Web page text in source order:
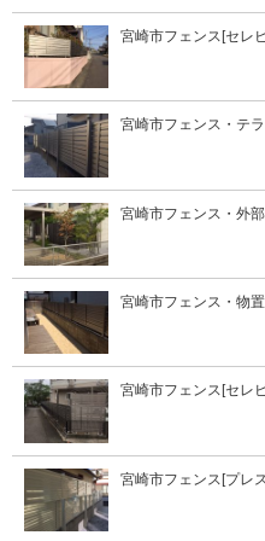
宮崎市フェンス[セレ
宮崎市フェンス・テ
宮崎市フェンス・外
宮崎市フェンス・物
宮崎市フェンス[セレ
宮崎市フェンス[プレ